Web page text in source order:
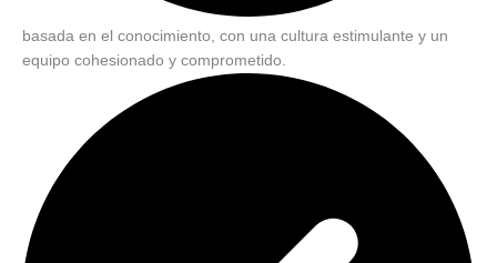
basada en el conocimiento, con una cultura estimulante y un
equipo cohesionado y comprometido.